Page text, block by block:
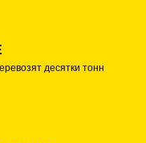
десятки тонн